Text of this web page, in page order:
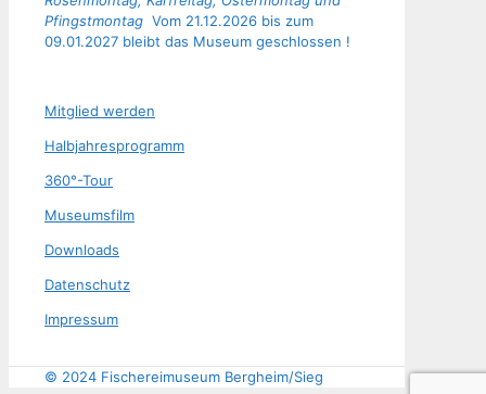
Pfingstmontag Vom 21.12.2026 bis zum
09.01.2027 bleibt das Museum geschlossen !
Mit­glied werden
Halb­jah­res­pro­gramm
360°-Tour
Muse­ums­film
Down­loads
Daten­schutz
Impres­sum
© 2024 Fischereimuseum Bergheim/Sieg